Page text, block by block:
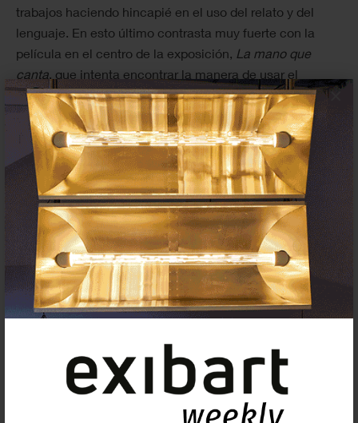
×
trabajos haciendo hincapié en el uso del relato y del
lenguaje. En esto último contrasta muy fuerte con la
película en el centro de la exposición, La mano que
canta, que intenta encontrar la manera de usar el
lenguaje no para definir y cerrar, si no para abrir mundos
y simpatías.
CC: Para acabar, volvemos al principio. Cómo
espectadora, ¿qué es lo que esperas de una película o
de una obra de vídeo? ¿Qué tipo de mirada activas
cuando ya no produces sino que consumes imágenes
en movimiento?
AR:Me gusta que no dé por hecho un consenso, que me
extrañe o me sorprenda, que me ponga a trabajar. Me
gusta que no sea complaciente con la forma, que no se
limite a ordenar información sobre una línea de tiempo,
que se tome la libertad de jugar. Soy una enamorada de
la imagen en movimiento pero no soy nada purista,
cuando me encuentro con alguien que se toma el juego